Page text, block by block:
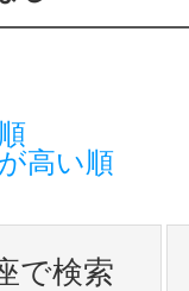
信講座を
験レッス
りたいこ
高い順
で検索